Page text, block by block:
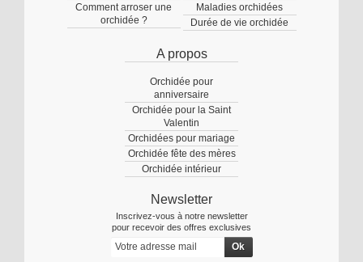
Comment arroser une
orchidée ?
Maladies orchidées
Durée de vie orchidée
A propos
Orchidée pour
anniversaire
Orchidée pour la Saint
Valentin
Orchidées pour mariage
Orchidée fête des mères
Orchidée intérieur
Newsletter
Inscrivez-vous à notre newsletter
pour recevoir des offres exclusives